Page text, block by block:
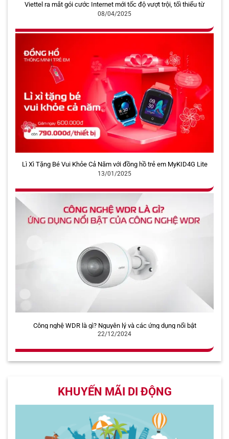
Viettel ra mắt gói cước Internet mới tốc độ vượt trội, tối thiểu từ
300Mbps
08/04/2025
Lì Xì Tặng Bé Vui Khỏe Cả Năm với đồng hồ trẻ em MyKID4G Lite
giảm giá
13/01/2025
Công nghệ WDR là gì? Nguyên lý và các ứng dụng nổi bật
22/12/2024
KHUYẾN MÃI DI ĐỘNG